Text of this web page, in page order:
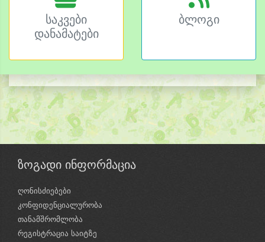
საკვები
დანამატები
ბლოგი
ზოგადი ინფორმაცია
ღონისძიებები
კონფიდენციალურობა
თანამშრომლობა
რეგისტრაცია საიტზე